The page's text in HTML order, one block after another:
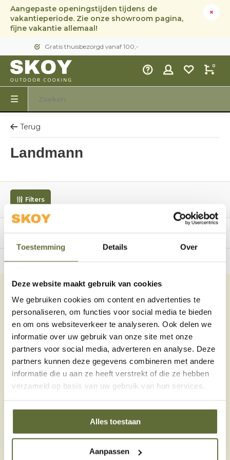
Toestemming Details Over
Deze website maakt gebruik van cookies
We gebruiken cookies om content en advertenties te
personaliseren, om functies voor social media te bieden
en om ons websiteverkeer te analyseren. Ook delen we
informatie over uw gebruik van onze site met onze
partners voor social media, adverteren en analyse. Deze
partners kunnen deze gegevens combineren met andere
informatie die u aan ze heeft verstrekt of die ze hebben
verzameld op basis van uw gebruik van hun services.
Alles toestaan
Aanpassen
Aangepaste openingstijden tijdens de
vakantieperiode. Zie onze showroom pagina,
fijne vakantie allemaal!
Gratis thuisbezorgd vanaf 100,-
0
Terug
Landmann
Filters
gevonden!...
in Dodewaard
Bel onze specialisten
Klantenservice:
openingstijden
06 – 51 89 84 56
Stuur een e-mail
info@skoyoutdoorcooking.nl